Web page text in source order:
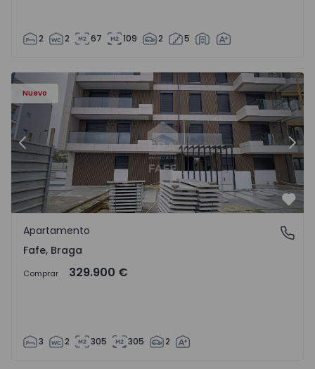
2 2 67 109 2 5
Nuevo
Anterior
Fafe, Braga
Apartamento
Fafe, Braga
Comprar 329.900 €
3 2 305 305 2